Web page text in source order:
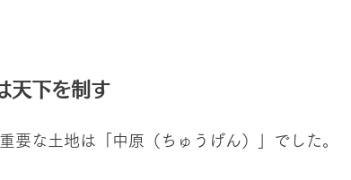
天下を制す
要な土地は「中原（ちゅうげん）」でした。